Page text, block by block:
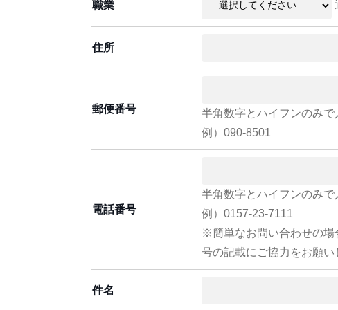
職業
住所
郵便番号
半角数字とハイフンのみで
例）090-8501
電話番号
半角数字とハイフンのみで
例）0157-23-7111
※簡単なお問い合わせの場
号の記載にご協力をお願い
件名